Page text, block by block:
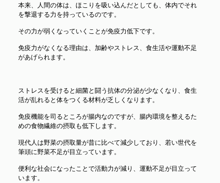
本来、人間の体は、ほこりを吸い込んだとしても、体内でそれ
を撃退する力を持っているのです。
その力が弱くなっていくことが免疫力低下です。
免疫力がなくなる理由は、加齢やストレス、食生活や運動不足
があげられます。
ストレスを受けると細菌と闘う抗体の分泌が少なくなり、食生
活が乱れると体をつくる材料が乏しくなります。
免疫機能を司るところが腸内なのですが、腸内環境を整えるた
めの食物繊維の摂取も低下します。
現代人は野菜の摂取量が昔に比べて減少しており、若い世代を
筆頭に野菜不足が目立っています。
便利な社会になったことで活動力が減り、運動不足が目立って
います。